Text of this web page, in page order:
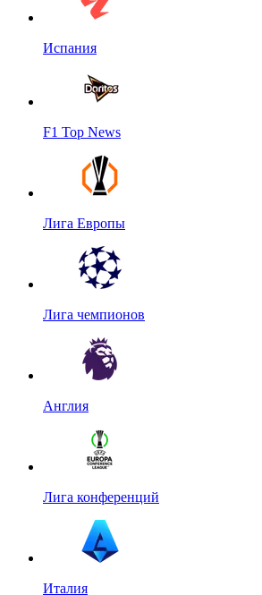
Испания
F1 Top News
Лига Европы
Лига чемпионов
Англия
Лига конференций
Италия